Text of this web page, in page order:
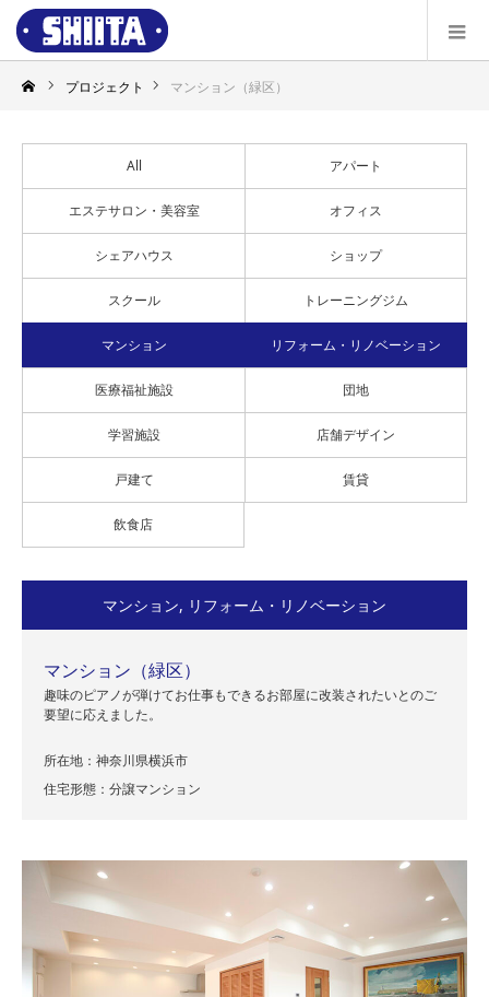
プロジェクト マンション（緑区）
All アパート
エステサロン・美容室 オフィス
シェアハウス ショップ
スクール トレーニングジム
マンション リフォーム・リノベーション
医療福祉施設 団地
学習施設 店舗デザイン
戸建て 賃貸
飲食店
マンション, リフォーム・リノベーション
マンション（緑区）
趣味のピアノが弾けてお仕事もできるお部屋に改装されたいとのご
要望に応えました。
所在地：神奈川県横浜市
住宅形態：分譲マンション